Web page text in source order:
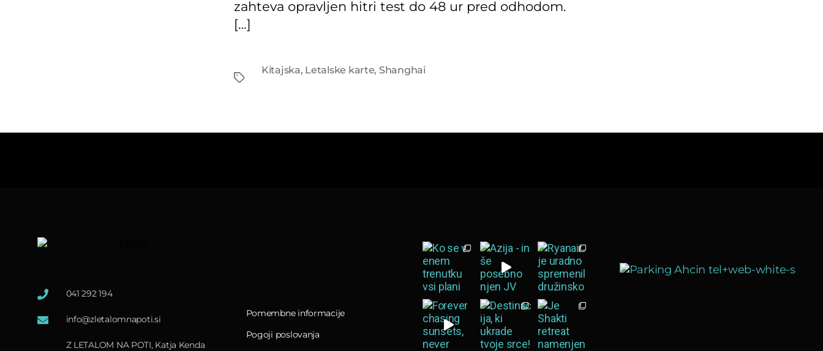
zahteva opravljen hitri test do 48 ur pred odhodom.
[…]
Kitajska, Letalske karte, Shanghai
041 292 194
info@zletalomnapoti.si
Z LETALOM NA POTI, Katja Kenda
Pomembne informacije
Pogoji poslovanja